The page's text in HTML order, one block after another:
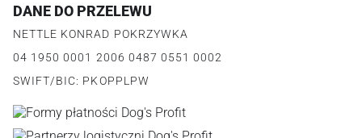
FAQ
JAK DZIAŁA PROGRAM
REGULAMIN PROGRAMU
POLITYKA PRYWATNOŚCI PROGRAMU
DANE DO PRZELEWU
NETTLE KONRAD POKRZYWKA
04 1950 0001 2006 0487 0551 0002
SWIFT/BIC: PKOPPLPW